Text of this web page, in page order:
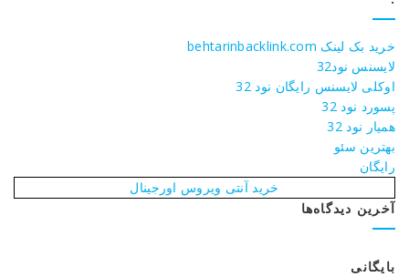
خرید بک لینک behtarinbacklink.com
لایسنس نود32
اوکلی لایسنس رایگان نود 32
پسورد نود 32
همیار نود 32
بهترین سئو
رایگان
خرید آنتی ویروس اورجینال
آخرین دیدگاه‌ها
بایگانی